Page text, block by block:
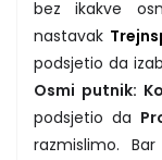
bez ikakve
nastavak
podsjetio da
Osmi putnik:
podsjetio da
razmislimo.